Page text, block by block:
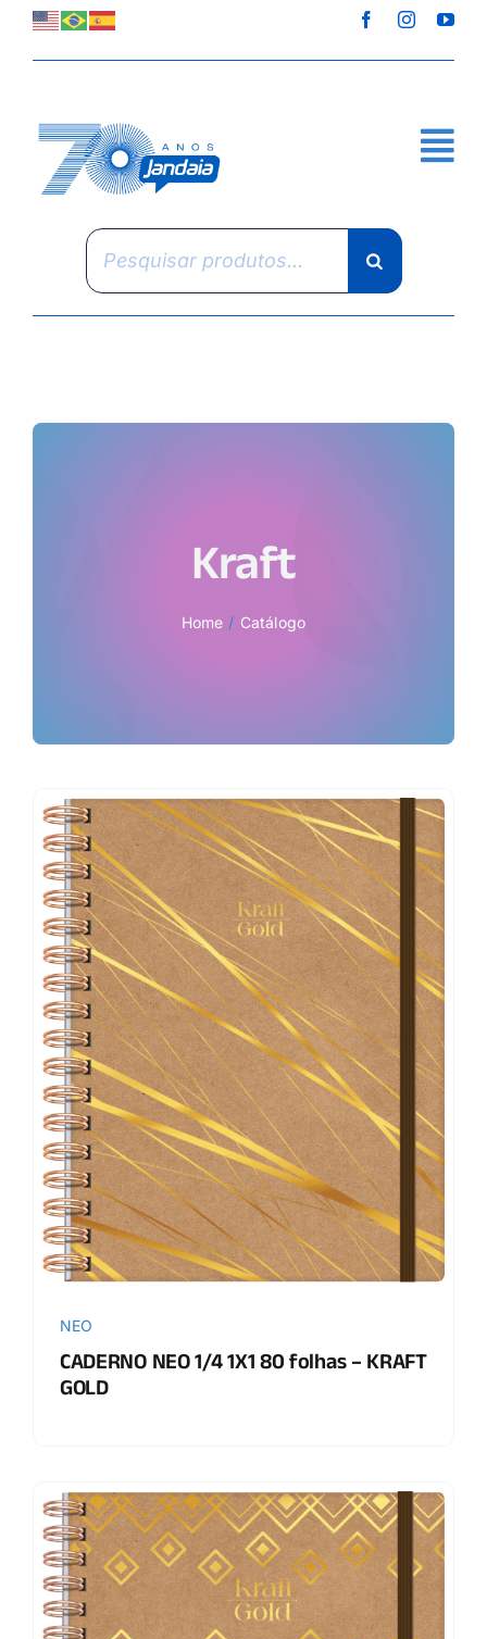
Skip
Pesquisar
produtos
Kraft
Home Catálogo
NEO
CADERNO NEO 1/4 1X1 80 folhas – KRAFT
GOLD